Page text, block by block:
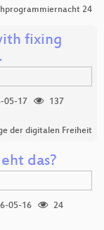
24
fixing
05-17
137
der digitalen Freiheit
das?
05-16
24